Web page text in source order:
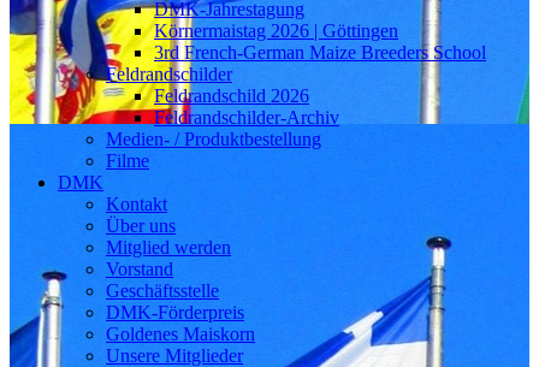
DMK-Jahrestagung
Körnermaistag 2026 | Göttingen
3rd French-German Maize Breeders School
Feldrandschilder
Feldrandschild 2026
Feldrandschilder-Archiv
Medien- / Produktbestellung
Filme
DMK
Kontakt
Über uns
Mitglied werden
Vorstand
Geschäftsstelle
DMK-Förderpreis
Goldenes Maiskorn
Unsere Mitglieder